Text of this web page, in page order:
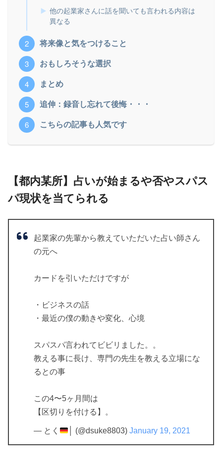
他の起業家さんに話を聞いても言われる内容は
異なる
将来像と気をつけること
おもしろそうな選択
まとめ
追伸：録音し忘れて後悔・・・
こちらの記事も人気です
【都内某所】占いが始まるや否やスパス
パ現状を当てられる
起業家の先輩から教えていただいた占い師さん
の元へ
カードを引いただけですが
・ビジネスの話
・最近の僕の動きや変化、心境
スパスパ言われてビビリました。。
教える事に長け、専門の先生を教える立場にな
るとの事
この4〜5ヶ月間は
【区切りを付ける】。
— とく │ (@dsuke8803)January 19, 2021